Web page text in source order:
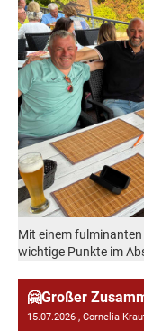
Mit einem
wichtige Punkte im
15.07.2026 , Cornelia